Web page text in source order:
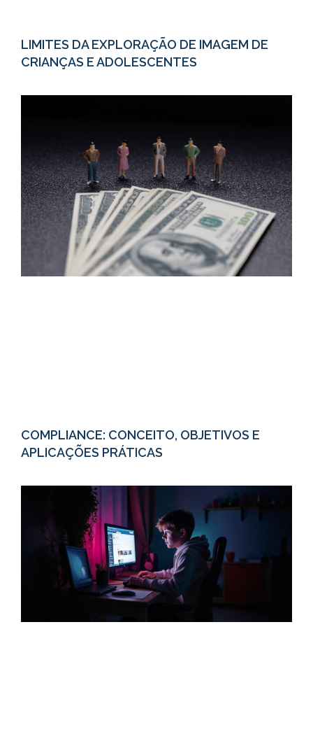
LIMITES DA EXPLORAÇÃO DE IMAGEM DE
CRIANÇAS E ADOLESCENTES
COMPLIANCE: CONCEITO, OBJETIVOS E
APLICAÇÕES PRÁTICAS